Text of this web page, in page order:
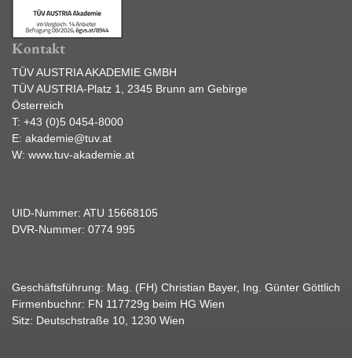
Kontakt
TÜV AUSTRIA AKADEMIE GMBH
TÜV AUSTRIA-Platz 1, 2345 Brunn am Gebirge
Österreich
T: +43 (0)5 0454-8000
E: akademie@tuv.at
W: www.tuv-akademie.at
UID-Nummer: ATU 15668105
DVR-Nummer: 0774 995
Geschäftsführung: Mag. (FH) Christian Bayer, Ing. Günter Göttlich
Firmenbuchnr: FN 117729g beim HG Wien
Sitz: Deutschstraße 10, 1230 Wien